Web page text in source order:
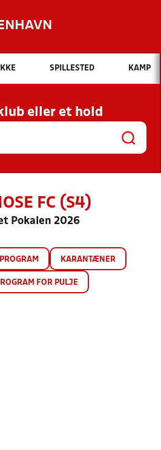
Hvad vil du søge efter?
INDHOLD OG NYHEDER
KLUBBER OG
HOLD
SPILLESTED KAMP
eller et hold
FC (S4)
Pokalen 2026
KARANTÆNER
FOR PULJE